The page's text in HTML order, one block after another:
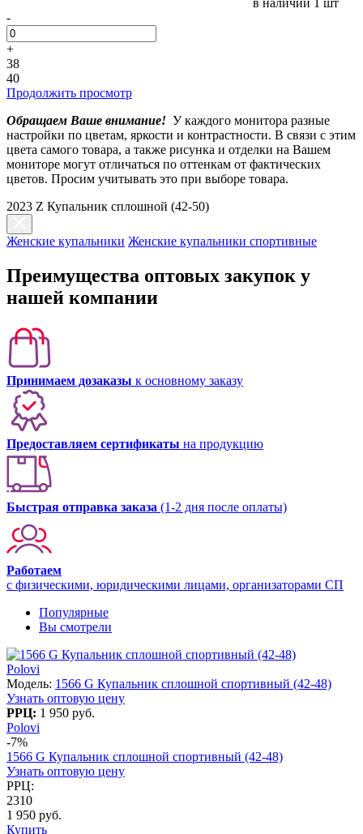
-
+
38
40
Продолжить просмотр
Обращаем Ваше внимание! У каждого монитора разные
настройки по цветам, яркости и контрастности. В связи с этим
цвета самого товара, а также рисунка и отделки на Вашем
мониторе могут отличаться по оттенкам от фактических
цветов. Просим учитывать это при выборе товара.
2023 Z Купальник сплошной (42-50)
Женские купальники Женские купальники спортивные
Преимущества оптовых закупок у
нашей компании
Принимаем дозаказы к основному заказу
Предоставляем сертификаты на продукцию
Быстрая отправка заказа (1-2 дня после оплаты)
Работаем
с физическими, юридическими лицами, организаторами СП
Популярные
Вы смотрели
Polovi
Модель: 1566 G Купальник сплошной спортивный (42-48)
Узнать оптовую цену
РРЦ: 1 950 руб.
Polovi
-7%
1566 G Купальник сплошной спортивный (42-48)
Узнать оптовую цену
РРЦ:
2310
1 950 руб.
Купить